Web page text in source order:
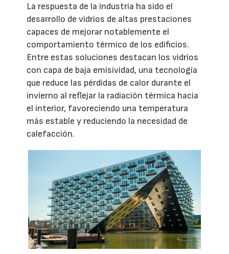
La respuesta de la industria ha sido el
desarrollo de vidrios de altas prestaciones
capaces de mejorar notablemente el
comportamiento térmico de los edificios.
Entre estas soluciones destacan los vidrios
con capa de baja emisividad, una tecnología
que reduce las pérdidas de calor durante el
invierno al reflejar la radiación térmica hacia
el interior, favoreciendo una temperatura
más estable y reduciendo la necesidad de
calefacción.